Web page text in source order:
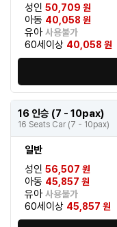
성인 50,709 원
아동 40,058 원
유아사용불가
60세이상 40,058 원
16 인승 (7 - 10pax)
16 Seats Car (7 - 10pax)
일반
성인 56,507 원
아동 45,857 원
유아사용불가
60세이상 45,857 원